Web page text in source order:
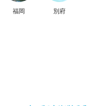
福岡 別府